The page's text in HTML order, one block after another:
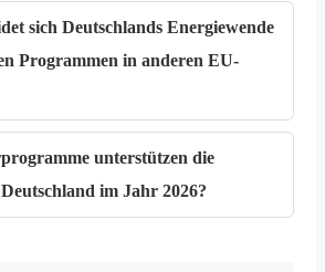
sich Deutschlands Energiewende
Programmen in anderen EU-
unterstützen die
im Jahr 2026?